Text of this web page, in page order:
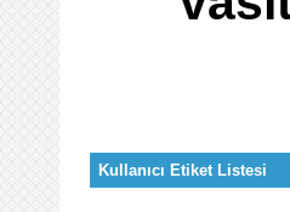
Kullanıcı Etiket Listesi